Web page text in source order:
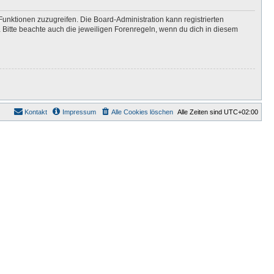
zuzugreifen. Die Board-Administration kann registrierten
beachte auch die jeweiligen Forenregeln, wenn du dich in diesem
Alle Zeiten sind UTC+02:00
Alle Cookies löschen
Impressum
Kontakt